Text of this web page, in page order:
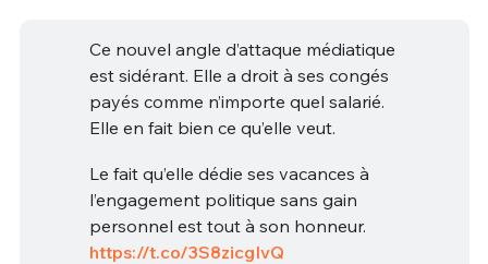
Ce nouvel angle d’attaque médiatique
est sidérant. Elle a droit à ses congés
payés comme n’importe quel salarié.
Elle en fait bien ce qu’elle veut.
Le fait qu’elle dédie ses vacances à
l’engagement politique sans gain
personnel est tout à son honneur.
https://t.co/3S8zicgIvQ